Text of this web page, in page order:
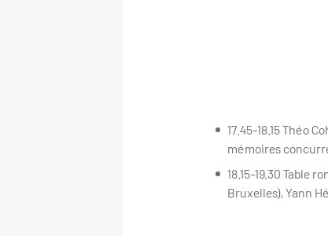
17.45-18.15 Théo
mémoires
18.15-19.30 Table
Bruxelles), Yann